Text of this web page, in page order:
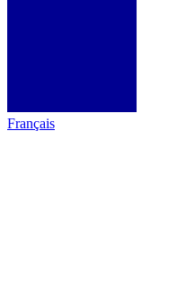
Français